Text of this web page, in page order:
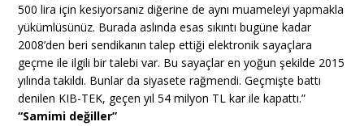
500 lira için kesiyorsanız diğerine de aynı muameleyi yapmakla
yükümlüsünüz. Burada aslında esas sıkıntı bugüne kadar
2008’den beri sendikanın talep ettiği elektronik sayaçlara
geçme ile ilgili bir talebi var. Bu sayaçlar en yoğun şekilde 2015
yılında takıldı. Bunlar da siyasete rağmendi. Geçmişte battı
denilen KIB-TEK, geçen yıl 54 milyon TL kar ile kapattı.”
“Samimi değiller”